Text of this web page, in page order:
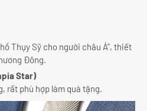
Thụy Sỹ cho người châu Á”, thiết
Đông.
Star)
rất phù hợp làm quà tặng.